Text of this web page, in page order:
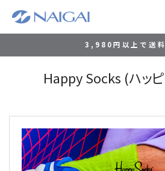
3,980円以上で送
Happy Socks (ハッ